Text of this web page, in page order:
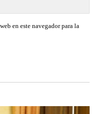
en este navegador para la